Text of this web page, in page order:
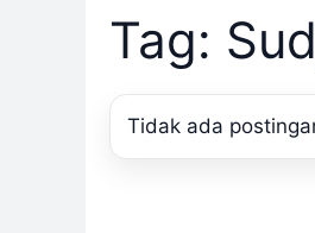
Tag:
Tidak ada